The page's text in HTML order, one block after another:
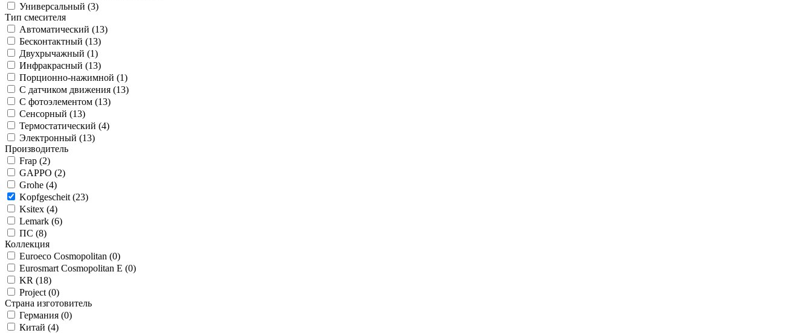
Универсальный (3)
Тип смесителя
Автоматический (13)
Бесконтактный (13)
Двухрычажный (1)
Инфракрасный (13)
Порционно-нажимной (1)
С датчиком движения (13)
С фотоэлементом (13)
Сенсорный (13)
Термостатический (4)
Электронный (13)
Производитель
Frap (2)
GAPPO (2)
Grohe (4)
Kopfgescheit (23)
Ksitex (4)
Lemark (6)
ПС (8)
Коллекция
Euroeco Cosmopolitan (0)
Eurosmart Cosmopolitan E (0)
KR (18)
Project (0)
Страна изготовитель
Германия (0)
Китай (4)